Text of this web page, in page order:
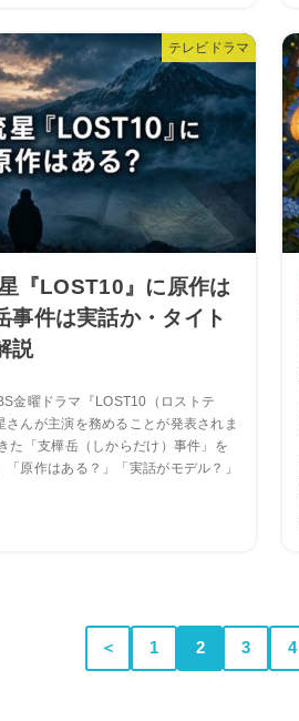
テレビドラマ
『LOST10』に原作は
事件は実話か・タイト
説
金曜ドラマ『LOST10（ロストテ
さんが主演を務めることが発表されま
た「支樺岳（しからだけ）事件」を
原作はある？」「実話がモデル？」
＜ 1 2 3 4